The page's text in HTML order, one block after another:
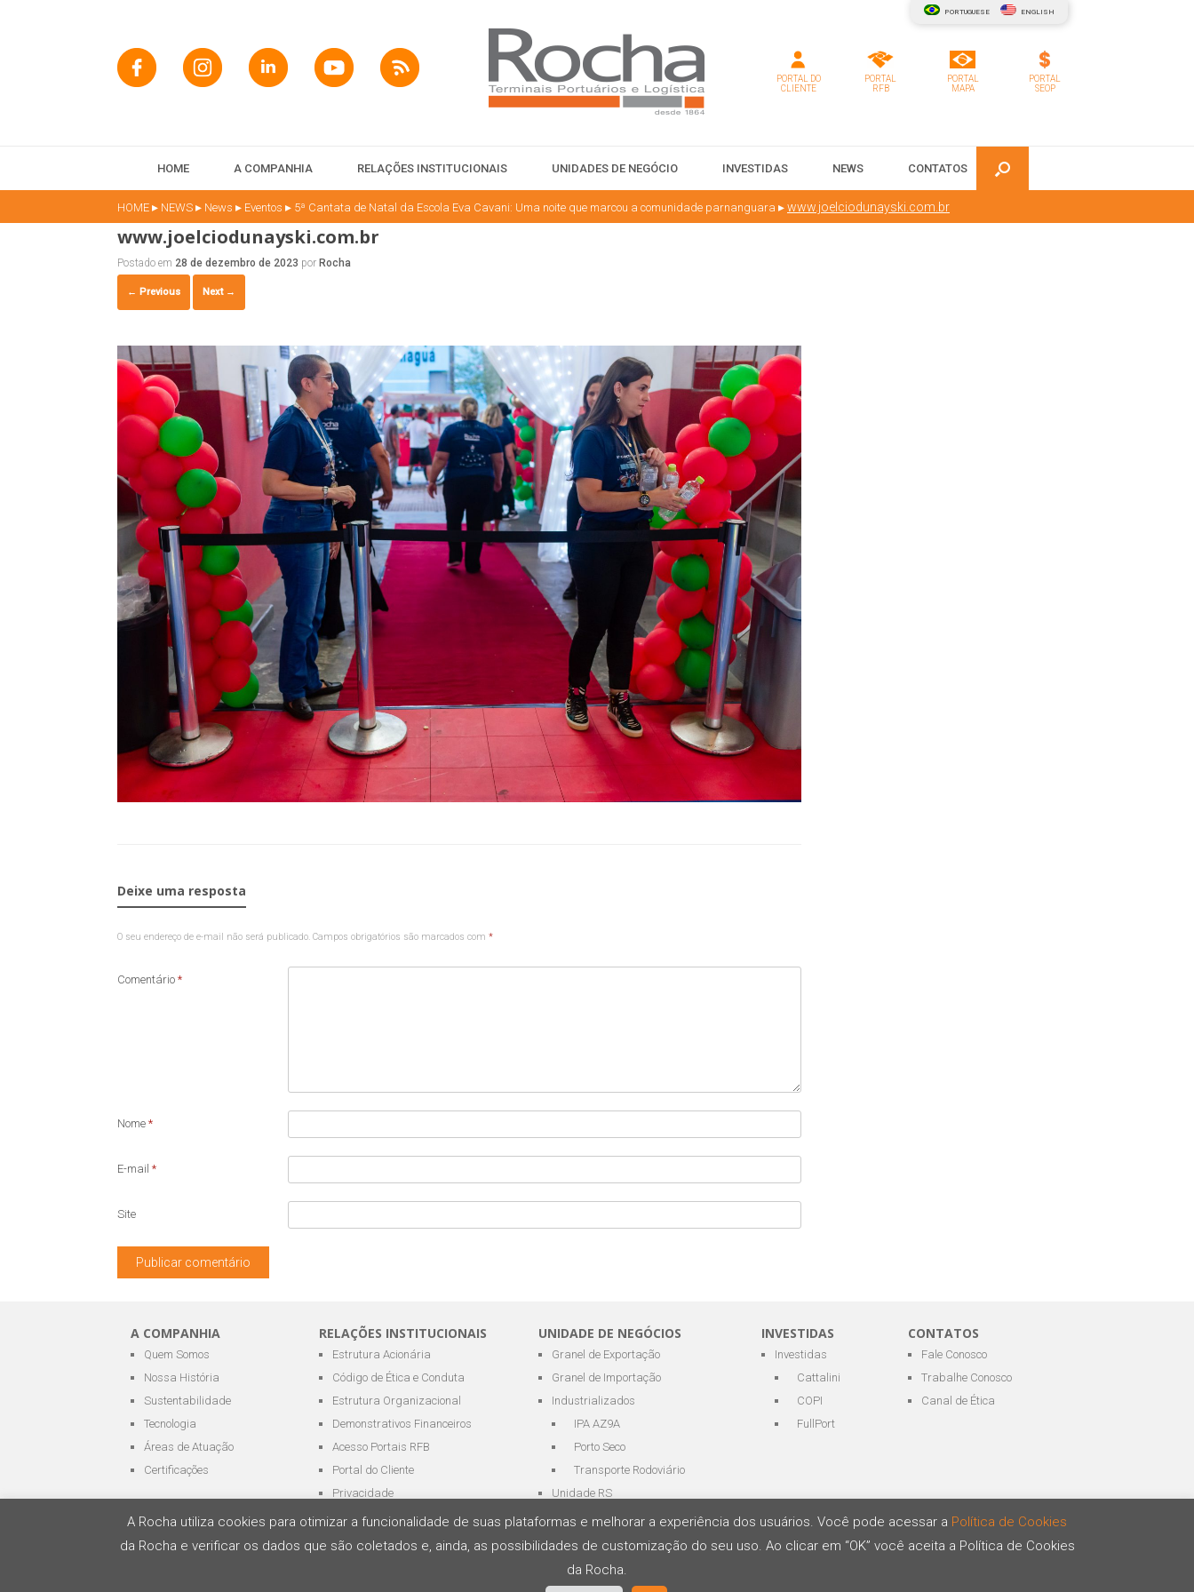
PORTUGUESE ENGLISH
PORTAL DO
CLIENTE
PORTAL
RFB
PORTAL
MAPA
PORTAL
SEOP
HOME A COMPANHIA RELAÇÕES INSTITUCIONAIS UNIDADES DE NEGÓCIO INVESTIDAS NEWS CONTATOS
HOME ▸ NEWS ▸ News ▸ Eventos ▸ 5ª Cantata de Natal da Escola Eva Cavani: Uma noite que marcou a comunidade parnanguara ▸www.joelciodunayski.com.br
www.joelciodunayski.com.br
Postado em 28 de dezembro de 2023 por Rocha
← Previous Next →
Deixe uma resposta
O seu endereço de e-mail não será publicado. Campos obrigatórios são marcados com *
Comentário *
Nome *
E-mail *
Site
A COMPANHIA
Quem Somos
Nossa História
Sustentabilidade
Tecnologia
Áreas de Atuação
Certificações
RELAÇÕES INSTITUCIONAIS
Estrutura Acionária
Código de Ética e Conduta
Estrutura Organizacional
Demonstrativos Financeiros
Acesso Portais RFB
Portal do Cliente
Privacidade
UNIDADE DE NEGÓCIOS
Granel de Exportação
Granel de Importação
Industrializados
IPA AZ9A
Porto Seco
Transporte Rodoviário
Unidade RS
INVESTIDAS
Investidas
Cattalini
COPI
FullPort
CONTATOS
Fale Conosco
Trabalhe Conosco
Canal de Ética
A Rocha utiliza cookies para otimizar a funcionalidade de suas plataformas e melhorar a experiência dos usuários. Você pode acessar a Política de Cookies
da Rocha e verificar os dados que são coletados e, ainda, as possibilidades de customização do seu uso. Ao clicar em “OK” você aceita a Política de Cookies
da Rocha.